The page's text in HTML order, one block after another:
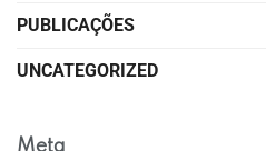
PUBLICAÇÕES
UNCATEGORIZED
Meta